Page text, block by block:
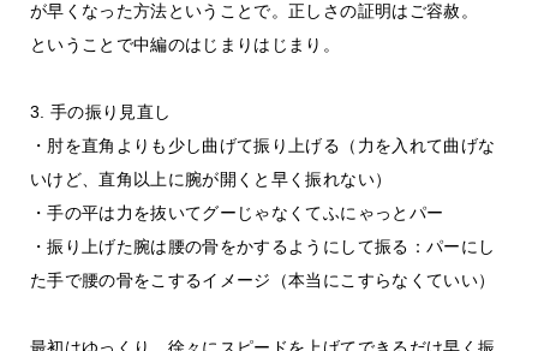
が早くなった方法ということで。正しさの証明はご容赦。
ということで中編のはじまりはじまり。
3. 手の振り見直し
・肘を直角よりも少し曲げて振り上げる（力を入れて曲げな
いけど、直角以上に腕が開くと早く振れない）
・手の平は力を抜いてグーじゃなくてふにゃっとパー
・振り上げた腕は腰の骨をかするようにして振る：パーにし
た手で腰の骨をこするイメージ（本当にこすらなくていい）